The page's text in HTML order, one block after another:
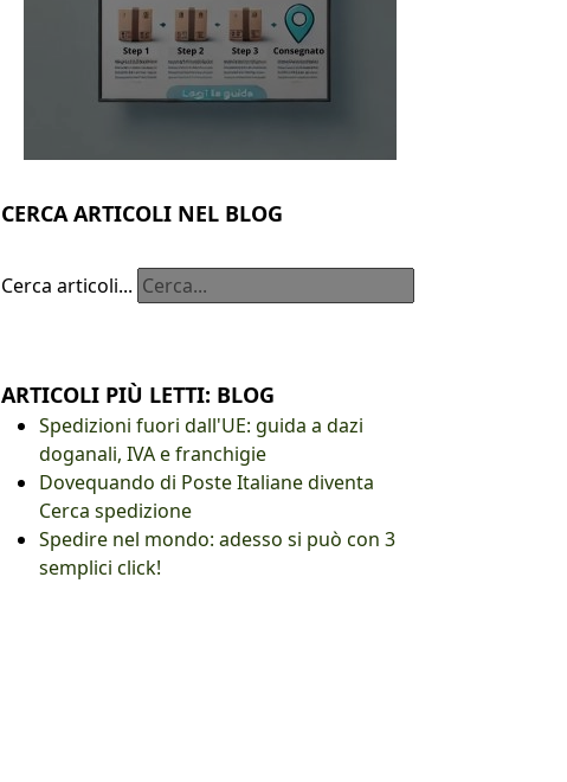
CERCA ARTICOLI NEL BLOG
Cerca articoli...
ARTICOLI PIÙ LETTI: BLOG
Spedizioni fuori dall'UE: guida a dazi
doganali, IVA e franchigie
Dovequando di Poste Italiane diventa
Cerca spedizione
Spedire nel mondo: adesso si può con 3
semplici click!